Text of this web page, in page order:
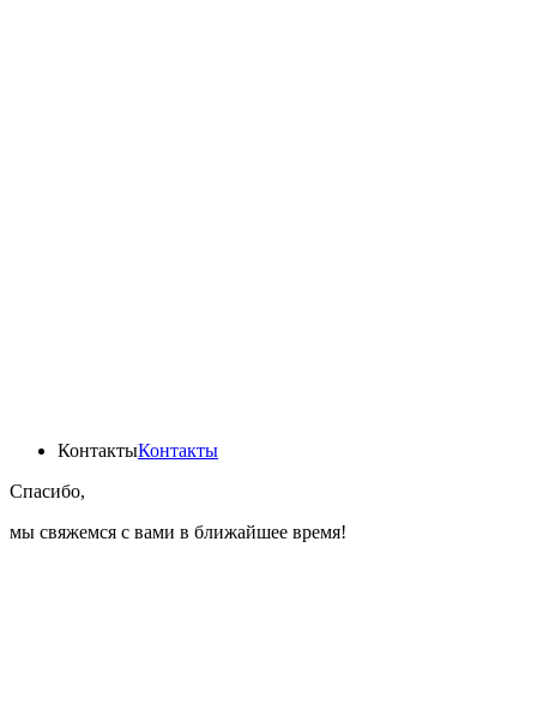
КонтактыКонтакты
Спасибо,
мы свяжемся с вами в ближайшее время!